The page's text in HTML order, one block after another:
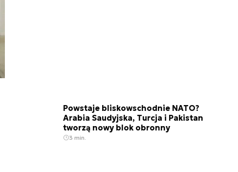
Powstaje bliskowschodnie NATO?
Arabia Saudyjska, Turcja i Pakistan
tworzą nowy blok obronny
3 min.